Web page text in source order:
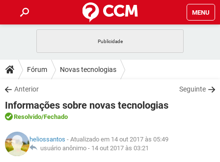
MENU
CELULAR FACEBOOK
OUTLOOK
INSTAGRAM GMAIL
GUIA DE COMPRAS
DICAS
JOGOS WHATSAPP
OUTLOOK
INSTAGRAM
GUIA DE COMPRAS
DOWNLOADS
JOGOS WHATSAPP
CELULAR
OUTLOOK EXCEL
INSTAGRAM
FÓRUM
JOGOS
CELULAR FACEBOOK
GLOSSÁRIO
JOGOS
Fórum Novas tecnologias
Anterior Seguinte
Informações sobre novas tecnologias
Resolvido/Fechado
heliossantos - Atualizado em 14 out 2017 às 05:49
usuário anônimo - 14 out 2017 às 03:21